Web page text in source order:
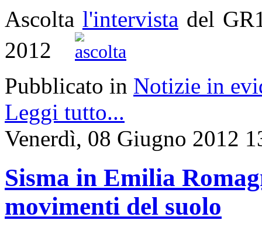
Ascolta l'intervista del
2012
Pubblicato in Notizie in
Leggi tutto...
Venerdì, 08 Giugno 2012
Sisma in Emilia
movimenti del suolo